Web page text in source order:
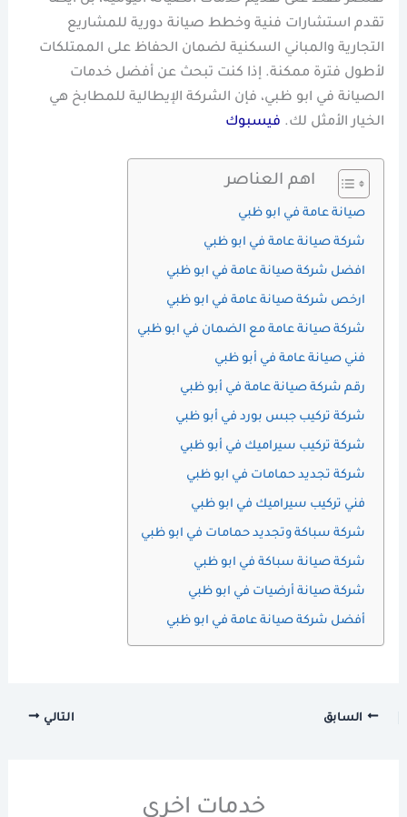
تقدم استشارات فنية وخطط صيانة دورية للمشاريع
التجارية والمباني السكنية لضمان الحفاظ على الممتلكات
لأطول فترة ممكنة. إذا كنت تبحث عن أفضل خدمات
الصيانة في ابو ظبي، فإن الشركة الإيطالية للمطابخ هي
الخيار الأمثل لك. فيسبوك
اهم العناصر
صيانة عامة في ابو ظبي
شركة صيانة عامة في ابو ظبي
افضل شركة صيانة عامة في ابو ظبي
ارخص شركة صيانة عامة في ابو ظبي
شركة صيانة عامة مع الضمان في ابو ظبي
فني صيانة عامة في أبو ظبي
رقم شركة صيانة عامة في أبو ظبي
شركة تركيب جبس بورد في أبو ظبي
شركة تركيب سيراميك في أبو ظبي
شركة تجديد حمامات في ابو ظبي
فني تركيب سيراميك في ابو ظبي
شركة سباكة وتجديد حمامات في ابو ظبي
شركة صيانة سباكة في ابو ظبي
شركة صيانة أرضيات في ابو ظبي
أفضل شركة صيانة عامة في ابو ظبي
السابق التالي
خدمات اخرى